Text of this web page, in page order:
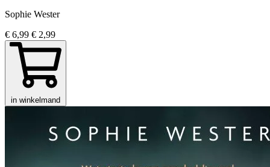
Sophie Wester
€ 6,99 € 2,99
in winkelmand